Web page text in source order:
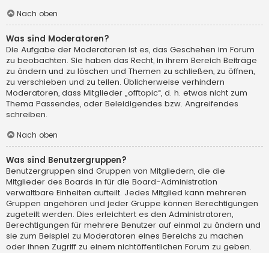
Nach oben
Was sind Moderatoren?
Die Aufgabe der Moderatoren ist es, das Geschehen im Forum
zu beobachten. Sie haben das Recht, in ihrem Bereich Beiträge
zu ändern und zu löschen und Themen zu schließen, zu öffnen,
zu verschieben und zu teilen. Üblicherweise verhindern
Moderatoren, dass Mitglieder „offtopic“, d. h. etwas nicht zum
Thema Passendes, oder Beleidigendes bzw. Angreifendes
schreiben.
Nach oben
Was sind Benutzergruppen?
Benutzergruppen sind Gruppen von Mitgliedern, die die
Mitglieder des Boards in für die Board-Administration
verwaltbare Einheiten aufteilt. Jedes Mitglied kann mehreren
Gruppen angehören und jeder Gruppe können Berechtigungen
zugeteilt werden. Dies erleichtert es den Administratoren,
Berechtigungen für mehrere Benutzer auf einmal zu ändern und
sie zum Beispiel zu Moderatoren eines Bereichs zu machen
oder ihnen Zugriff zu einem nichtöffentlichen Forum zu geben.